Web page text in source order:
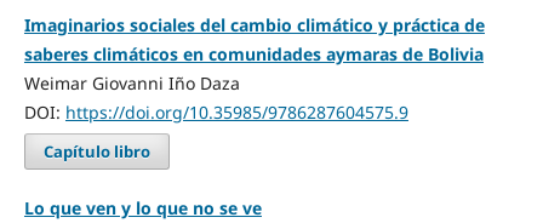
Imaginarios sociales del cambio climático y práctica de
saberes climáticos en comunidades aymaras de Bolivia
Weimar Giovanni Iño Daza
DOI: https://doi.org/10.35985/9786287604575.9
Capítulo libro
Lo que ven y lo que no se ve